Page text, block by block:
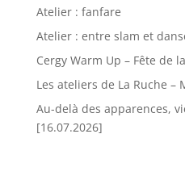
Atelier : fanfare
Atelier : entre slam et
Cergy Warm Up – Fête de
Les ateliers de La Ruche –
Au-delà des apparences,
[16.07.2026]